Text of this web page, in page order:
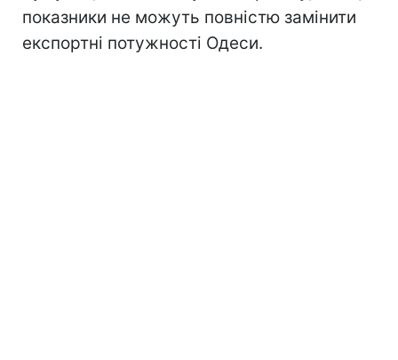
показники не можуть повністю замінити
експортні потужності Одеси.